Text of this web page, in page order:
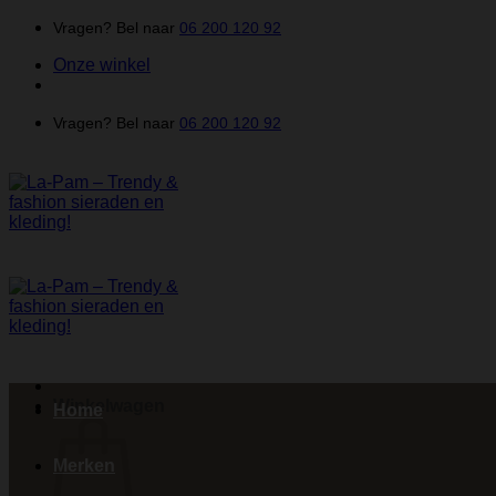
inhoud
Vragen? Bel naar 06 200 120 92
Onze winkel
Vragen? Bel naar 06 200 120 92
Winkelwagen
Home